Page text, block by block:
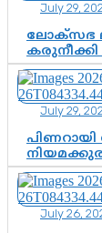
July 29,
ലോക്സഭ
കരുനീക്കി
രാജീവ്
കെ.
ശോഭാ
July 29,
വിജയൻ
July 26,